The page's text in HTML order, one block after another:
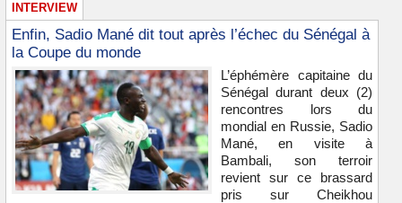
INTERVIEW
Enfin, Sadio Mané dit tout après l’échec du Sénégal à
la Coupe du monde
L’éphémère capitaine du
Sénégal durant deux (2)
rencontres lors du
mondial en Russie, Sadio
Mané, en visite à
Bambali, son terroir
revient sur ce brassard
pris sur Cheikhou